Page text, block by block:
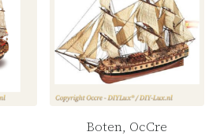
Boten, OcCre